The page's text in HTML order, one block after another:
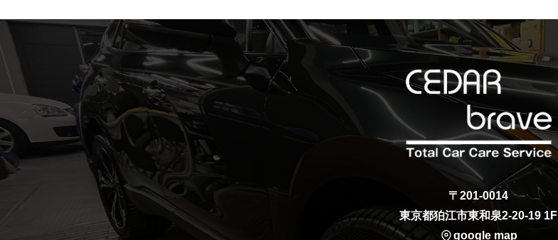
〒201-0014
東京都狛江市東和泉2-20-19 1F
google map